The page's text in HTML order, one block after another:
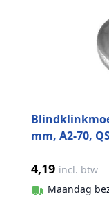
mm, A2-70,
4,19 incl. btw
Maandag